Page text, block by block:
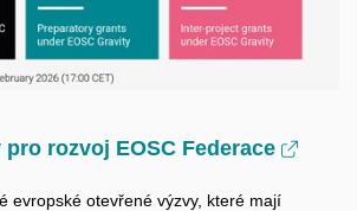
rozvoj EOSC Federace
evropské otevřené výzvy, které mají